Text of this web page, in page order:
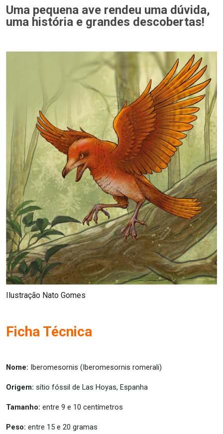
Uma pequena ave rendeu uma dúvida,
uma história e grandes descobertas!
Ilustração Nato Gomes
Ficha Técnica
Nome: Iberomesornis (Iberomesornis romerali)
Origem: sítio fóssil de Las Hoyas, Espanha
Tamanho: entre 9 e 10 centímetros
Peso: entre 15 e 20 gramas